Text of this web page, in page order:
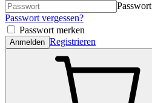
Passwort
Passwort vergessen?
Passwort merken
Anmelden Registrieren